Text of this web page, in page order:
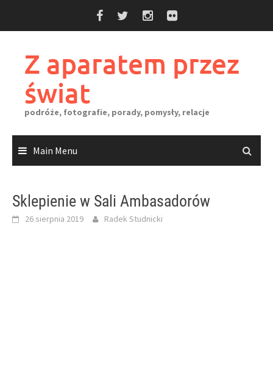
Z aparatem przez
świat
podróże, fotografie, porady, pomysły, relacje
Main Menu
Sklepienie w Sali Ambasadorów
26 sierpnia 2019 Radek Studnicki